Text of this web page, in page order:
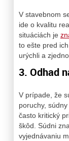
V stavebnom
ide o kvalitu
situáciách je
to ešte pred
urýchli a
3. Odhad
V prípade, že
poruchy,
často kritický
škôd. Súdni
vyjednávaniu